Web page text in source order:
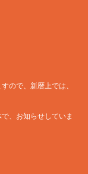
ので、新暦上では、
、お知らせしていま